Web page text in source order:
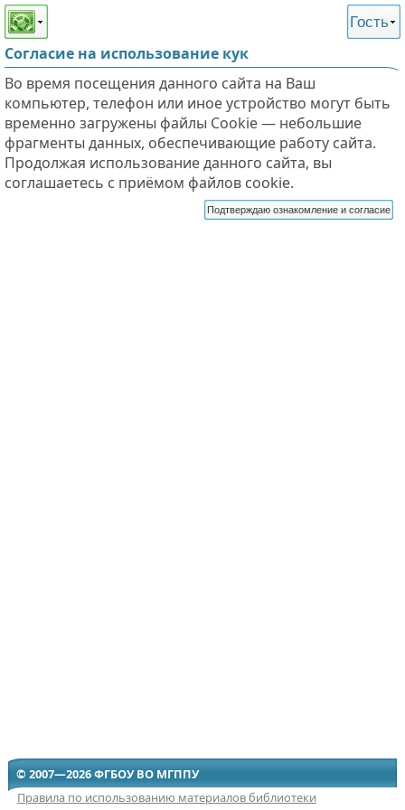
Этот сайт поддерживает
слабовидящих
Гость
Согласие на использование кук
Во время посещения данного сайта на Ваш
компьютер, телефон или иное устройство могут быть
временно загружены файлы Cookie — небольшие
фрагменты данных, обеспечивающие работу сайта.
Продолжая использование данного сайта, вы
соглашаетесь с приёмом файлов cookie.
Подтверждаю ознакомление и согласие
© 2007—2026 ФГБОУ ВО МГППУ
Правила по использованию материалов библиотеки